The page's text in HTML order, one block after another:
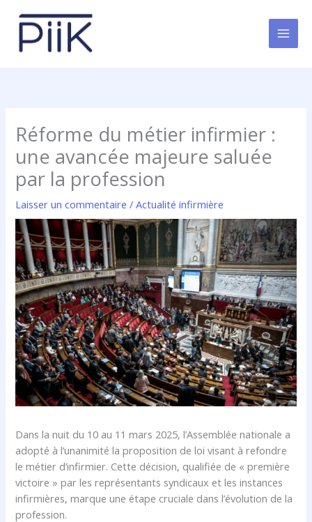
contenu
Réforme du métier infirmier :
une avancée majeure saluée
par la profession
Laisser un commentaire /Actualité infirmière
Dans la nuit du 10 au 11 mars 2025, l’Assemblée nationale a
adopté à l’unanimité la proposition de loi visant à refondre
le métier d’infirmier. Cette décision, qualifiée de « première
victoire » par les représentants syndicaux et les instances
infirmières, marque une étape cruciale dans l’évolution de la
profession.